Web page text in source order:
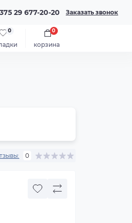
29 677-20-20 Заказать звонок
0
корзина
0
0